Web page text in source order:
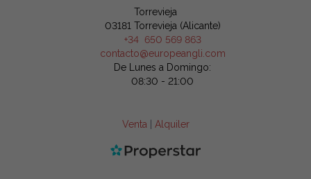
Torrevieja
03181 Torrevieja (Alicante)
+34 650 569 863
contacto@europeangli.com
De Lunes a Domingo:
08:30 - 21:00
Venta| Alquiler